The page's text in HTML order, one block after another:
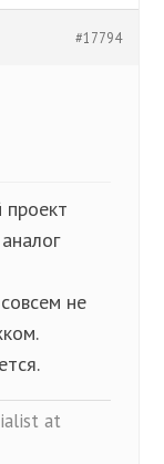
#17794
не
at